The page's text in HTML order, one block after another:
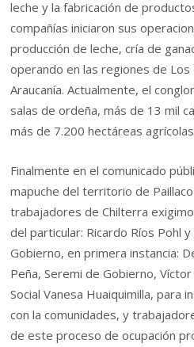
leche y la fabricación de
compañías iniciaron sus
producción de leche, cría de
operando en las regiones de Los
Araucanía. Actualmente, el
salas de ordeña, más de 13 mil
más de 7.200 hectáreas
Finalmente en el comunicado
mapuche del territorio de
trabajadores de Chilterra
del particular: Ricardo Ríos Pohl
Gobierno, en primera instancia:
Peña, Seremi de Gobierno,
Social Vanesa Huaiquimilla, para
con la comunidades, y
de este proceso de ocupación